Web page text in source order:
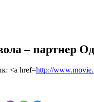
– партнер
<a href=http://